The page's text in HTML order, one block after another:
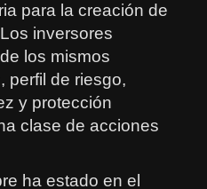
para la creación de
inversores
los mismos
perfil de riesgo,
y protección
clase de acciones
ha estado en el